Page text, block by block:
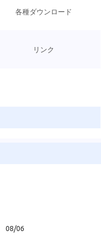
各種ダウンロード
リンク
08/06